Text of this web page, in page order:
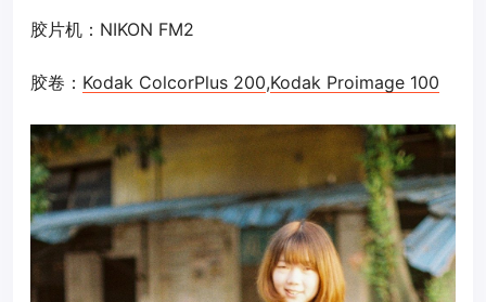
胶片机：NIKON FM2
胶卷： Kodak ColcorPlus 200,Kodak Proimage 100